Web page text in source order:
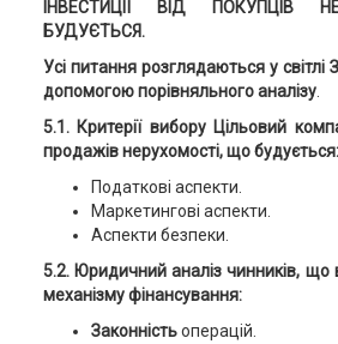
ІНВЕСТИЦІЇ ВІД ПОКУПЦІВ
БУДУЄТЬСЯ.
Усі питання розглядаються у
допомогою порівняльного аналізу.
5.1. Критерії вибору Цільовий
продажів нерухомості, що будується:
Податкові аспекти.
Маркетингові аспекти.
Аспекти безпеки.
5.2. Юридичний аналіз чинників, що
механізму фінансування:
Законністьоперацій.